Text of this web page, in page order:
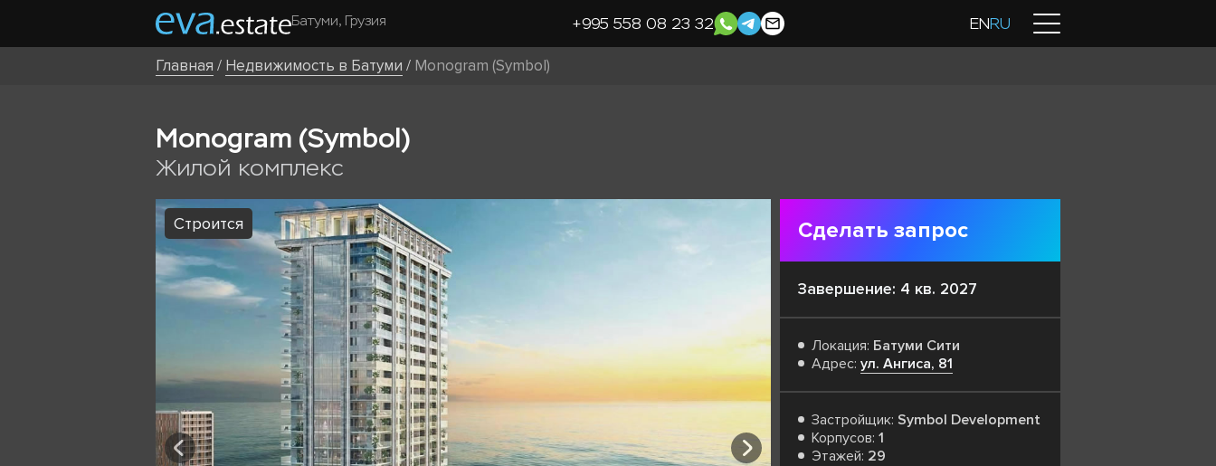
Батуми, Грузия +995 558 08 23 32 ENRU
Главная / Недвижимость в Батуми / Monogram (Symbol)
Monogram (Symbol)
Жилой комплекс
Строится Сделать запрос
Завершение: 4 кв. 2027
Локация: Батуми Сити
Адрес: ул. Ангиса, 81
Застройщик: Symbol Development
Корпусов: 1
Этажей: 29